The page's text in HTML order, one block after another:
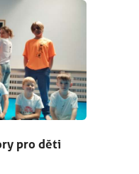
pro děti